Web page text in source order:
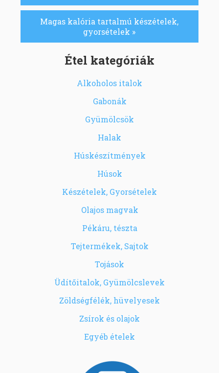
Magas kalória tartalmú készételek,
gyorsételek »
Étel kategóriák
Alkoholos italok
Gabonák
Gyümölcsök
Halak
Húskészítmények
Húsok
Készételek, Gyorsételek
Olajos magvak
Pékáru, tészta
Tejtermékek, Sajtok
Tojások
Üdítőitalok, Gyümölcslevek
Zöldségfélék, hüvelyesek
Zsírok és olajok
Egyéb ételek